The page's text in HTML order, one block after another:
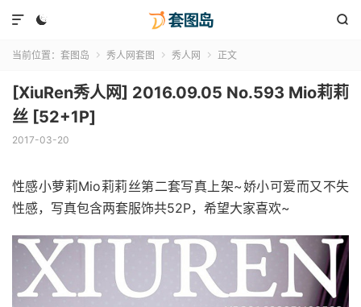
 

当前位置： 套图岛  秀人网套图  秀人网  正文
[XiuRen秀人网] 2016.09.05 No.593 Mio莉莉
丝 [52+1P]
2017-03-20
性感小萝莉Mio莉莉丝第二套写真上架~娇小可爱而又不失
性感，写真包含两套服饰共52P，希望大家喜欢~